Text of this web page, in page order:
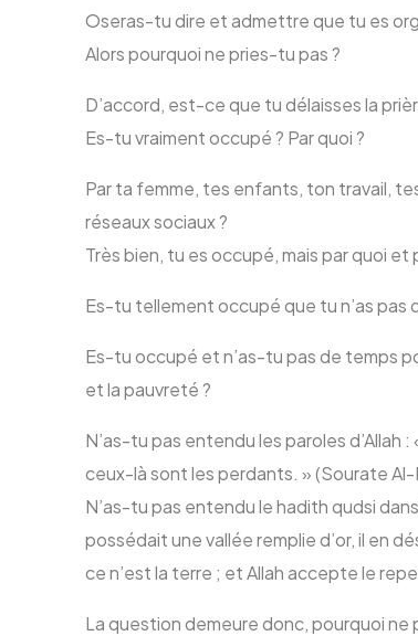
Oseras-tu dire et admettre que tu es
Alors pourquoi ne pries-tu pas ?
D’accord, est-ce que tu délaisses la
Es-tu vraiment occupé ? Par quoi ?
Par ta femme, tes enfants, ton travail,
réseaux sociaux ?
Très bien, tu es occupé, mais par quoi et
Es-tu tellement occupé que tu n’as pas
Es-tu occupé et n’as-tu pas de temps
et la pauvreté ?
N’as-tu pas entendu les paroles d’Allah
ceux-là sont les perdants. » (Sourate
N’as-tu pas entendu le hadith qudsi
possédait une vallée remplie d’or, il en
ce n’est la terre ; et Allah accepte le
La question demeure donc, pourquoi ne